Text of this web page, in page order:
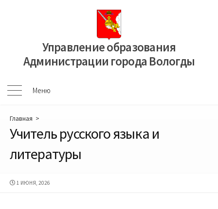
Управление образования
Администрации города Вологды
Меню
Меню
Главная >
Учитель русского языка и
литературы
ДАТА
1 ИЮНЯ, 2026